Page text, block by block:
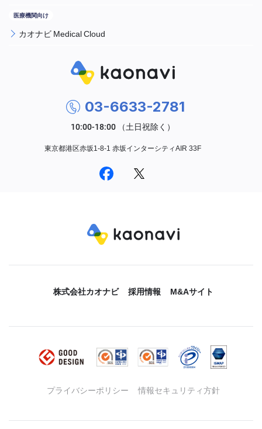
カオナビ Medical Cloud
03-6633-2781
東京都港区赤坂1-8-1 赤坂インターシティAIR 33F
株式会社カオナビ 採用情報 M&Aサイト
プライバシーポリシー 情報セキュリティ方針